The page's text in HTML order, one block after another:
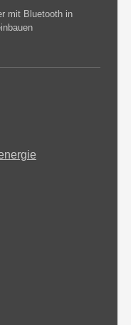
mit Bluetooth in